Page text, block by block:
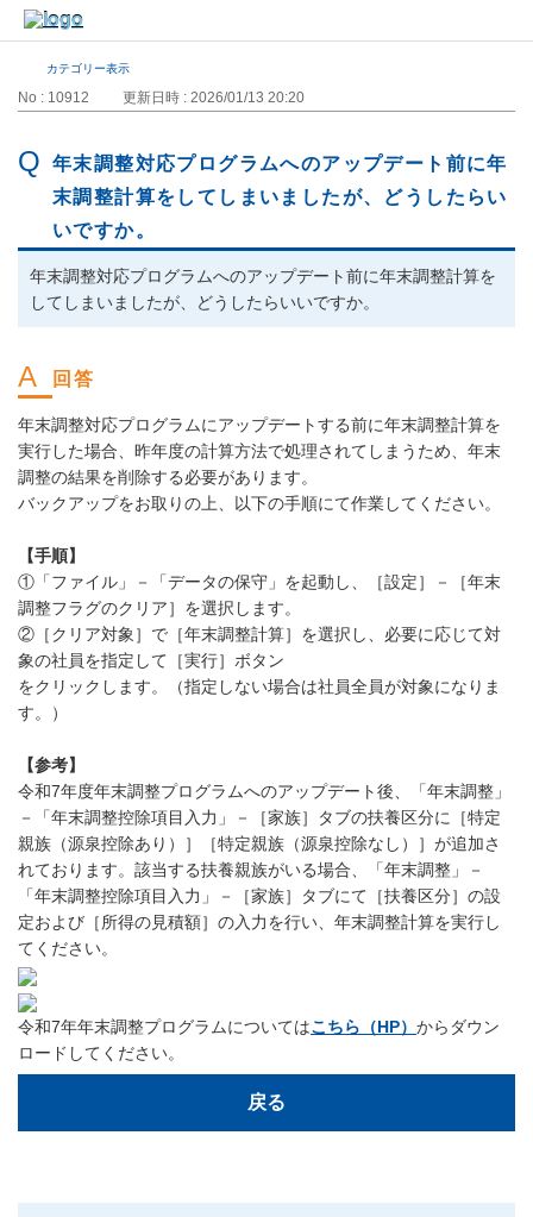
カテゴリー表示
No : 10912 更新日時 : 2026/01/13 20:20
年末調整対応プログラムへのアップデート前に年
末調整計算をしてしまいましたが、どうしたらい
いですか。
年末調整対応プログラムへのアップデート前に年末調整計算を
してしまいましたが、どうしたらいいですか。
年末調整対応プログラムにアップデートする前に年末調整計算を
実行した場合、昨年度の計算方法で処理されてしまうため、年末
調整の結果を削除する必要があります。
バックアップをお取りの上、以下の手順にて作業してください。
【手順】
①「ファイル」－「データの保守」を起動し、［設定］－［年末
調整フラグのクリア］を選択します。
②［クリア対象］で［年末調整計算］を選択し、必要に応じて対
象の社員を指定して［実行］ボタン
をクリックします。（指定しない場合は社員全員が対象になりま
す。）
【参考】
令和7年度年末調整プログラムへのアップデート後、「年末調整」
－「年末調整控除項目入力」－［家族］タブの扶養区分に［特定
親族（源泉控除あり）］［特定親族（源泉控除なし）］が追加さ
れております。該当する扶養親族がいる場合、「年末調整」－
「年末調整控除項目入力」－［家族］タブにて［扶養区分］の設
定および［所得の見積額］の入力を行い、年末調整計算を実行し
てください。
令和7年年末調整プログラムについてはこちら（HP） からダウン
ロードしてください。
戻る